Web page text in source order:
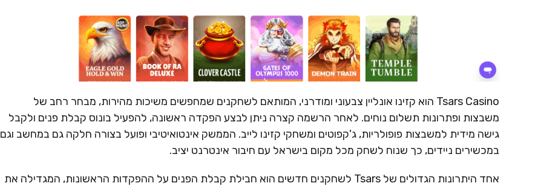
Tsars Casino הוא קזינו אונליין צבעוני ומודרני, המותאם לשחקנים שמחפשים משיכות מהירות, מבחר רחב של
משבצות ופתרונות תשלום נוחים. לאחר הרשמה קצרה ניתן לבצע הפקדה ראשונה, להפעיל בונוס קבלת פנים ולקבל
גישה מידית למשבצות פופולריות, ג'קפוטים ומשחקי קזינו לייב. הממשק אינטואיטיבי ופועל בצורה חלקה גם במחשב וגם
במכשירים ניידים, כך שנוח לשחק מכל מקום בישראל עם חיבור אינטרנט יציב.
אחד היתרונות הגדולים של Tsars לשחקנים חדשים הוא חבילת קבלת הפנים על ההפקדות הראשונות, המגדילה את